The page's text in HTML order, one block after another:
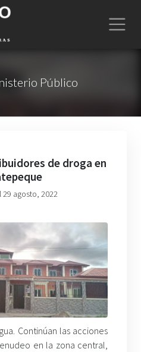
Público
de droga en
29 agosto, 2022
Continúan las acciones
en la zona central,